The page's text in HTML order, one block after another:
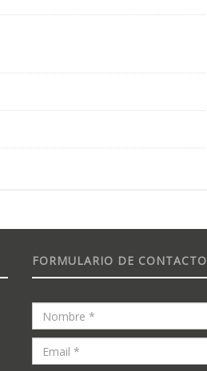
FORMULARIO DE CONTACTO